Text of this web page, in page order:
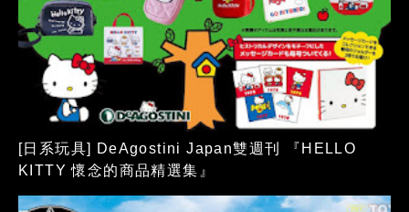
[日系玩具] DeAgostini Japan雙週刊 『HELLO
KITTY 懷念的商品精選集』